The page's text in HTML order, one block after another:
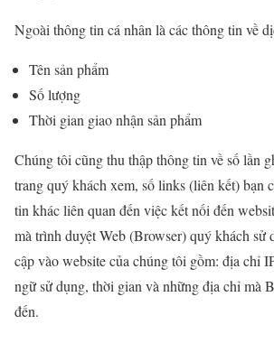
Ngoài thông tin cá nhân là các thông tin về
Tên sản phẩm
Số lượng
Thời gian giao nhận sản phẩm
Chúng tôi cũng thu thập thông tin về số lần
trang quý khách xem, số links (liên kết) bạn
tin khác liên quan đến việc kết nối đến
mà trình duyệt Web (Browser) quý khách
cập vào website của chúng tôi gồm: địa chỉ
ngữ sử dụng, thời gian và những địa chỉ mà
đến.